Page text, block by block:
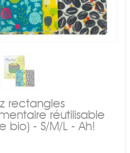
rectangles
réutilisable
bio) - S/M/L - Ah!